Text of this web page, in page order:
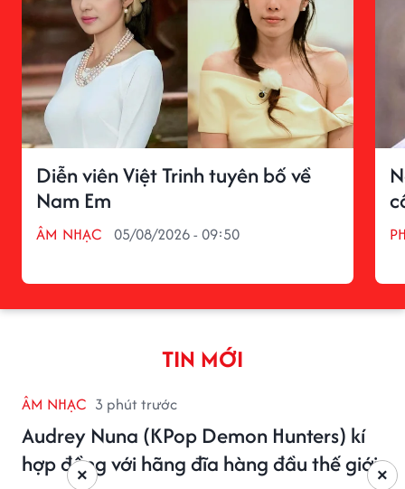
Diễn viên Việt Trinh tuyên bố về
Nam Em
ÂM NHẠC 05/08/2026 - 09:50
TIN MỚI
ÂM NHẠC 3 phút trước
Audrey Nuna (KPop Demon Hunters) kí
hợp đồng với hãng đĩa hàng đầu thế giới×
×